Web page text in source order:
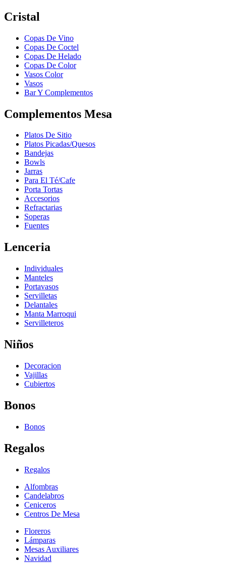
Cristal
Copas De Vino
Copas De Coctel
Copas De Helado
Copas De Color
Vasos Color
Vasos
Bar Y Complementos
Complementos Mesa
Platos De Sitio
Platos Picadas/Quesos
Bandejas
Bowls
Jarras
Para El Té/Cafe
Porta Tortas
Accesorios
Refractarias
Soperas
Fuentes
Lenceria
Individuales
Manteles
Portavasos
Servilletas
Delantales
Manta Marroqui
Servilleteros
Niños
Decoracion
Vajillas
Cubiertos
Bonos
Bonos
Regalos
Regalos
Alfombras
Candelabros
Ceniceros
Centros De Mesa
Floreros
Lámparas
Mesas Auxiliares
Navidad